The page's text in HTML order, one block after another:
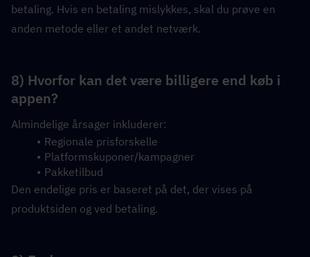
betaling. Hvis en betaling mislykkes, skal du prøve en
anden metode eller et andet netværk.
8) Hvorfor kan det være billigere end køb i
appen?
Almindelige årsager inkluderer:
Regionale prisforskelle
Platformskuponer/kampagner
Pakketilbud
Den endelige pris er baseret på det, der vises på
produktsiden og ved betaling.